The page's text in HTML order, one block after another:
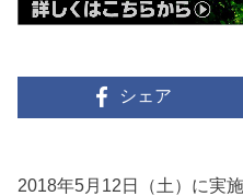
シェア
2018年5月12日（土）に実